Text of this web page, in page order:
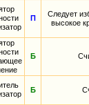
П
Следует
высокое
Б
Б